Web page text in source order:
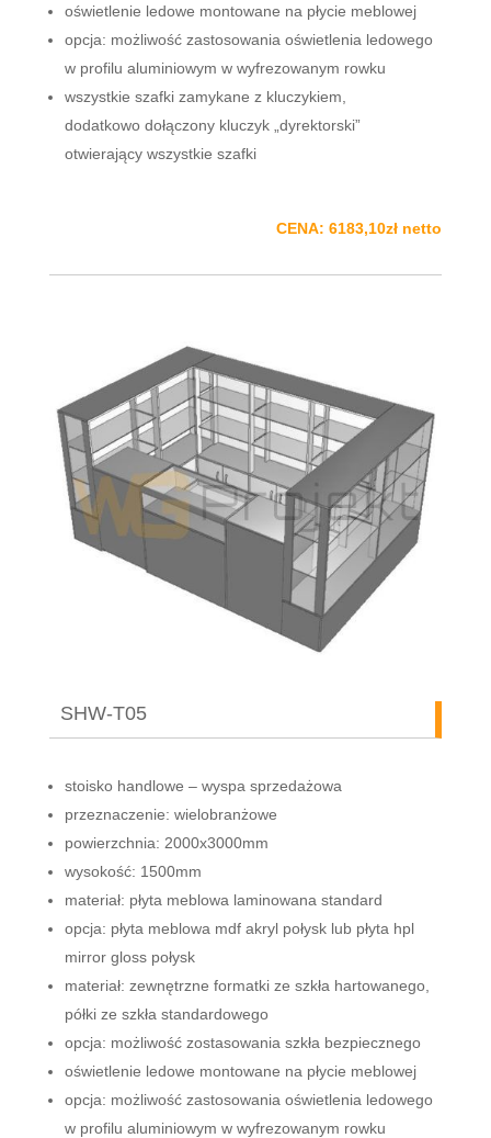
oświetlenie ledowe montowane na płycie meblowej
opcja: możliwość zastosowania oświetlenia ledowego
w profilu aluminiowym w wyfrezowanym rowku
wszystkie szafki zamykane z kluczykiem,
dodatkowo dołączony kluczyk „dyrektorski”
otwierający wszystkie szafki
CENA: 6183,10zł netto
SHW-T05
stoisko handlowe – wyspa sprzedażowa
przeznaczenie: wielobranżowe
powierzchnia: 2000x3000mm
wysokość: 1500mm
materiał: płyta meblowa laminowana standard
opcja: płyta meblowa mdf akryl połysk lub płyta hpl
mirror gloss połysk
materiał: zewnętrzne formatki ze szkła hartowanego,
półki ze szkła standardowego
opcja: możliwość zostasowania szkła bezpiecznego
oświetlenie ledowe montowane na płycie meblowej
opcja: możliwość zastosowania oświetlenia ledowego
w profilu aluminiowym w wyfrezowanym rowku